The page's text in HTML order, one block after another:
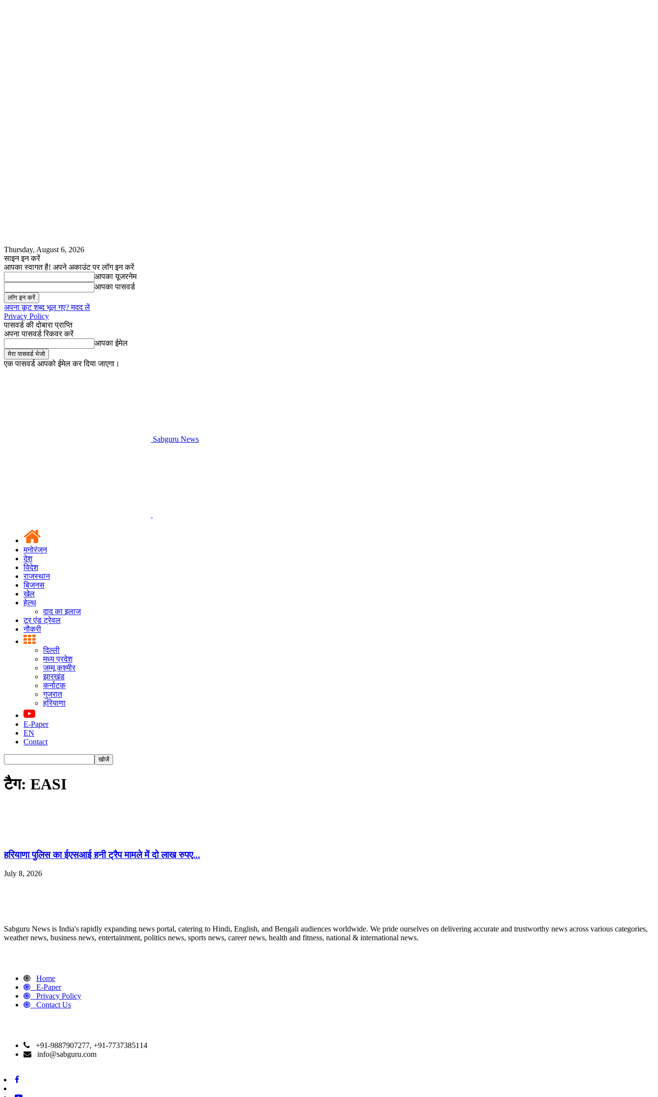
Thursday, August 6, 2026
साइन इन करें
आपका स्वागत है! अपने अकाउंट पर लॉग इन करें
आपका यूजरनेम
आपका पासवर्ड
अपना कूट शब्द भूल गए? मदद लें
Privacy Policy
पासवर्ड की दोबारा प्राप्ति
अपना पासवर्ड रिकवर करें
आपका ईमेल
एक पासवर्ड आपको ईमेल कर दिया जाएगा।
Sabguru News
मनोरंजन
देश
विदेश
राजस्थान
बिजनस
खेल
हेल्थ
दाद का इलाज
टूर एंड ट्रेवल
नौकरी
दिल्ली
मध्य प्रदेश
जम्मू कश्मीर
झारखंड
कर्नाटक
गुजरात
हरियाणा
E-Paper
EN
Contact
टैग: EASI
हरियाणा पुलिस का ईएसआई हनी ट्रैप मामले में दो लाख रुपए...
July 8, 2026
Sabguru News is India's rapidly expanding news portal, catering to Hindi, English, and Bengali audiences worldwide. We pride ourselves on delivering accurate and trustworthy news across various categories,
weather news, business news, entertainment, politics news, sports news, career news, health and fitness, national & international news.
Home
E-Paper
Privacy Policy
Contact Us
+91-9887907277, +91-7737385114
info@sabguru.com